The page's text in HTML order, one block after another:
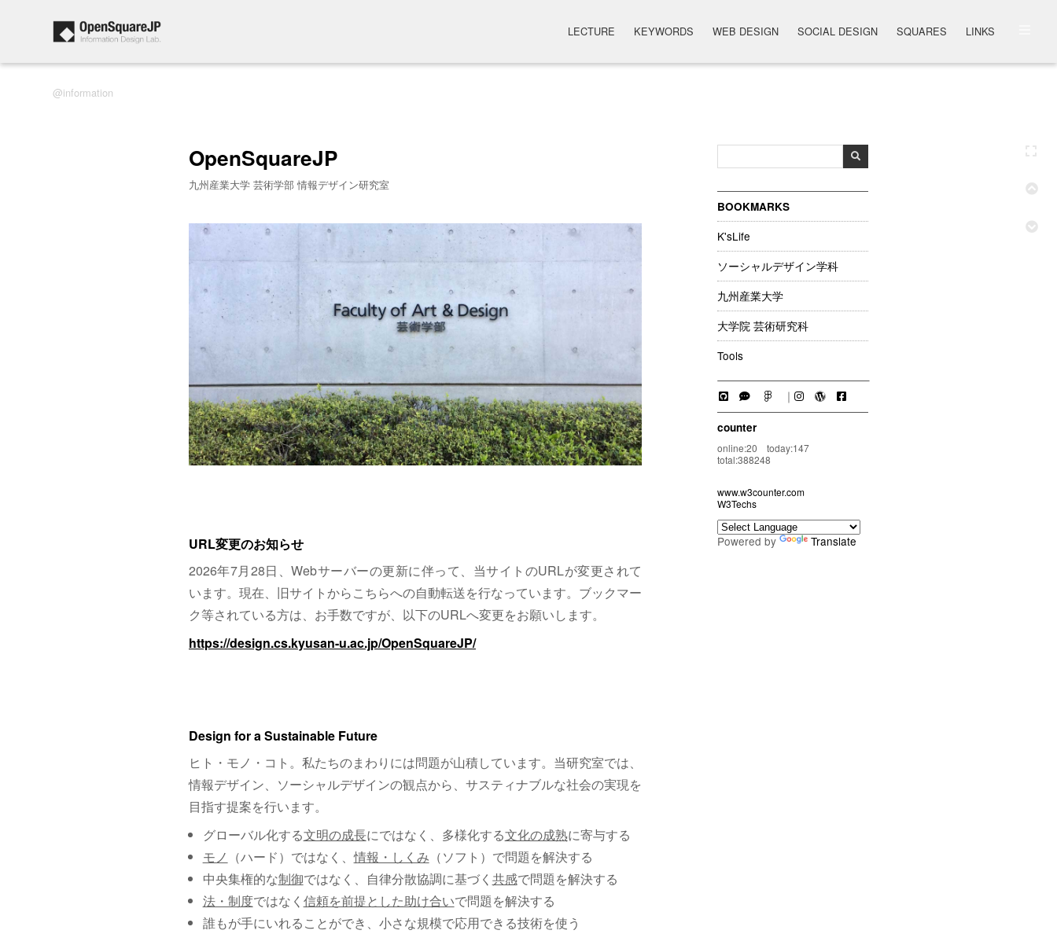
information
LECTURE KEYWORDS WEB DESIGN SOCIAL DESIGN SQUARES LINKS
BOOKMARKS
K'sLife
ソーシャルデザイン学科
九州産業大学
大学院 芸術研究科
Tools
｜
counter
online:20 today:147
total:388248
www.w3counter.com
W3Techs
Powered by Translate
OpenSquareJP
九州産業大学 芸術学部 情報デザイン研究室
URL変更のお知らせ
2026年7月28日、Webサーバーの更新に伴って、当サイトのURLが変更されて
います。現在、旧サイトからこちらへの自動転送を行なっています。ブックマー
ク等されている方は、お手数ですが、以下のURLへ変更をお願いします。
https://design.cs.kyusan-u.ac.jp/OpenSquareJP/
Design for a Sustainable Future
ヒト・モノ・コト。私たちのまわりには問題が山積しています。当研究室では、
情報デザイン、ソーシャルデザインの観点から、サスティナブルな社会の実現を
目指す提案を行います。
グローバル化する文明の成長にではなく、多様化する文化の成熟に寄与する
モノ （ハード）ではなく、情報・しくみ （ソフト）で問題を解決する
中央集権的な制御ではなく、自律分散協調に基づく 共感で問題を解決する
法・制度ではなく 信頼を前提とした助け合いで問題を解決する
誰もが手にいれることができ、小さな規模で応用できる技術を使う